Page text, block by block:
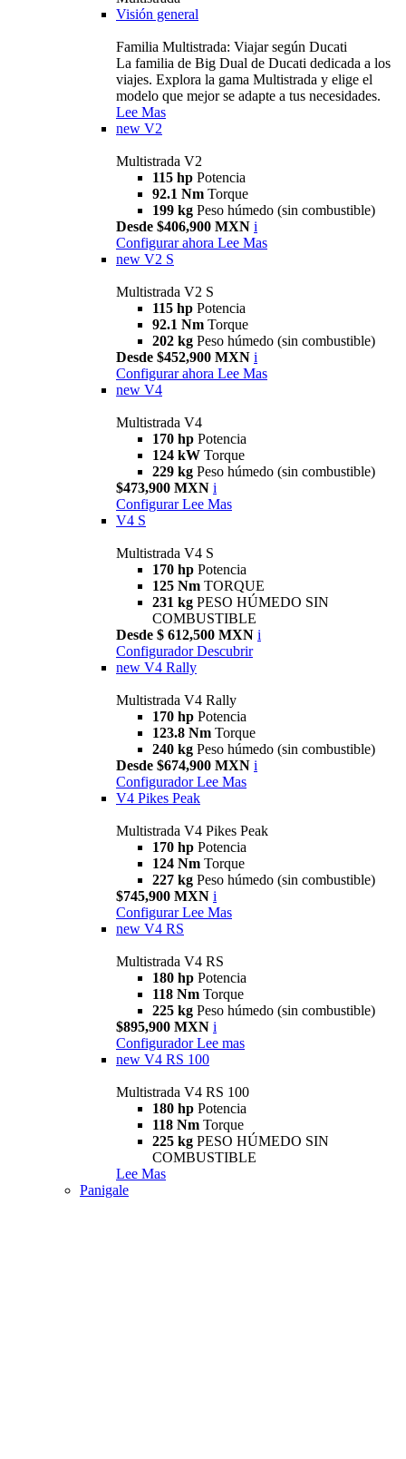
Visión general
Familia Multistrada: Viajar según Ducati
La familia de Big Dual de Ducati dedicada a los
viajes. Explora la gama Multistrada y elige el
modelo que mejor se adapte a tus necesidades.
Lee Mas
new V2
Multistrada V2
115 hp Potencia
92.1 Nm Torque
199 kg Peso húmedo (sin combustible)
Desde $406,900 MXN i
Configurar ahora Lee Mas
new V2 S
Multistrada V2 S
115 hp Potencia
92.1 Nm Torque
202 kg Peso húmedo (sin combustible)
Desde $452,900 MXN i
Configurar ahora Lee Mas
new V4
Multistrada V4
170 hp Potencia
124 kW Torque
229 kg Peso húmedo (sin combustible)
$473,900 MXN i
Configurar Lee Mas
V4 S
Multistrada V4 S
170 hp Potencia
125 Nm TORQUE
231 kg PESO HÚMEDO SIN
COMBUSTIBLE
Desde $ 612,500 MXN i
Configurador Descubrir
new V4 Rally
Multistrada V4 Rally
170 hp Potencia
123.8 Nm Torque
240 kg Peso húmedo (sin combustible)
Desde $674,900 MXN i
Configurador Lee Mas
V4 Pikes Peak
Multistrada V4 Pikes Peak
170 hp Potencia
124 Nm Torque
227 kg Peso húmedo (sin combustible)
$745,900 MXN i
Configurar Lee Mas
new V4 RS
Multistrada V4 RS
180 hp Potencia
118 Nm Torque
225 kg Peso húmedo (sin combustible)
$895,900 MXN i
Configurador Lee mas
new V4 RS 100
Multistrada V4 RS 100
180 hp Potencia
118 Nm Torque
225 kg PESO HÚMEDO SIN
COMBUSTIBLE
Lee Mas
Panigale